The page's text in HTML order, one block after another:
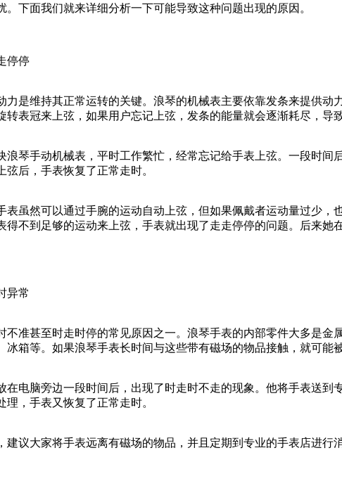
。下面我们就来详细分析一下可能导致这种问题出现的原因。
停停
力是维持其正常运转的关键。浪琴的机械表主要依靠发条来提供
转表冠来上弦，如果用户忘记上弦，发条的能量就会逐渐耗尽，导
浪琴手动机械表，平时工作繁忙，经常忘记给手表上弦。一段时
弦后，手表恢复了正常走时。
表虽然可以通过手腕的运动自动上弦，但如果佩戴者运动量过少
得不到足够的运动来上弦，手表就出现了走走停停的问题。后来
异常
不准甚至时走时停的常见原因之一。浪琴手表的内部零件大多是
冰箱等。如果浪琴手表长时间与这些带有磁场的物品接触，就可能被
在电脑旁边一段时间后，出现了时走时不走的现象。他将手表送
理，手表又恢复了正常走时。
建议大家将手表远离有磁场的物品，并且定期到专业的手表店进